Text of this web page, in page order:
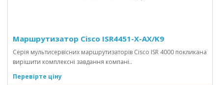
Маршрутизатор Cisco ISR4451-X-AX/K9
Серія мультисервісних маршрутизаторів Cisco ISR 4000 покликана
вирішити комплексні завдання компані..
Перевірте ціну